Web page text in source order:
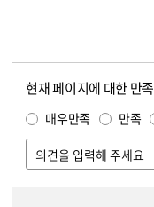
현재 페이지에 대한 만
매우만족 만족